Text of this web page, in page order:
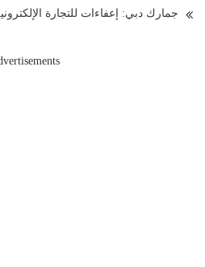
جمارك دبي: إعفاءات للتجارة